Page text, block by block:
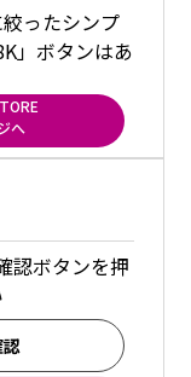
ったシンプ
」ボタンはあ
へ
認ボタンを押